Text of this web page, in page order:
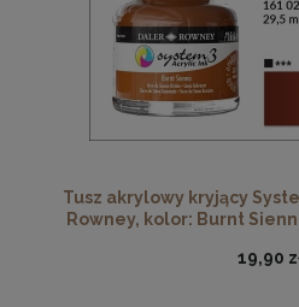
Tusz akrylowy kryjący
Rowney, kolor: Burnt
19,90